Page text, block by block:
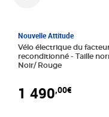
Nouvelle Attitude
Vélo électrique du
reconditionné - Taille normale -
Noir/ Rouge
1 490,00€